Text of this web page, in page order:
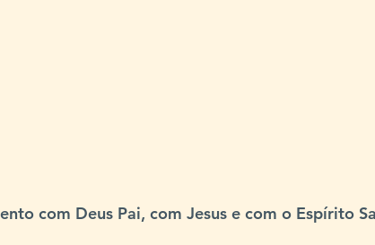
com Deus Pai, com Jesus e com o Espírito